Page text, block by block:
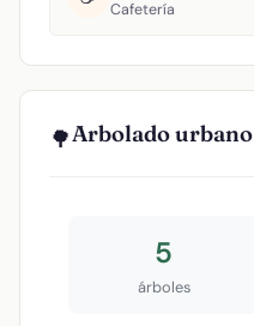
Cafetería
🌳Arbolado urbano
5
árboles